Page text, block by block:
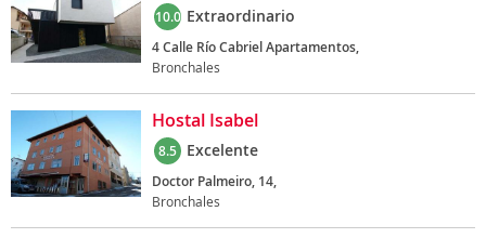
10.0 Extraordinario
4 Calle Río Cabriel Apartamentos,
Bronchales
Hostal Isabel
8.5 Excelente
Doctor Palmeiro, 14,
Bronchales